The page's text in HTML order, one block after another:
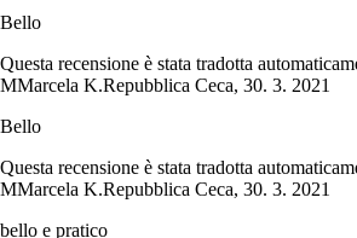
Bello
Questa recensione è stata tradotta
MMarcela K.Repubblica Ceca, 30. 3. 2021
Bello
Questa recensione è stata tradotta
MMarcela K.Repubblica Ceca, 30. 3. 2021
bello e pratico